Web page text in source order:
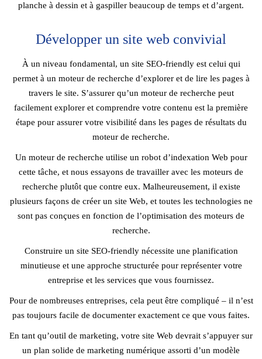
planche à dessin et à gaspiller beaucoup de temps et d’argent.
Développer un site web convivial
À un niveau fondamental, un site SEO-friendly est celui qui
permet à un moteur de recherche d’explorer et de lire les pages à
travers le site. S’assurer qu’un moteur de recherche peut
facilement explorer et comprendre votre contenu est la première
étape pour assurer votre visibilité dans les pages de résultats du
moteur de recherche.
Un moteur de recherche utilise un robot d’indexation Web pour
cette tâche, et nous essayons de travailler avec les moteurs de
recherche plutôt que contre eux. Malheureusement, il existe
plusieurs façons de créer un site Web, et toutes les technologies ne
sont pas conçues en fonction de l’optimisation des moteurs de
recherche.
Construire un site SEO-friendly nécessite une planification
minutieuse et une approche structurée pour représenter votre
entreprise et les services que vous fournissez.
Pour de nombreuses entreprises, cela peut être compliqué – il n’est
pas toujours facile de documenter exactement ce que vous faites.
En tant qu’outil de marketing, votre site Web devrait s’appuyer sur
un plan solide de marketing numérique assorti d’un modèle